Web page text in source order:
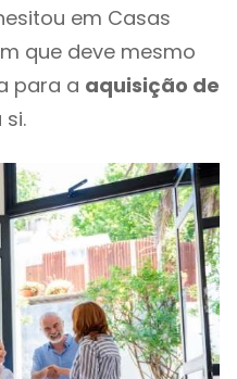
em Casas
que deve mesmo
para a aquisição de